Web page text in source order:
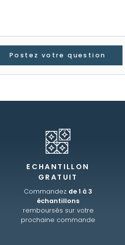
Postez votre question
ECHANTILLON
GRATUIT
Commandez de 1 à 3
échantillons
remboursés sur votre
prochaine commande